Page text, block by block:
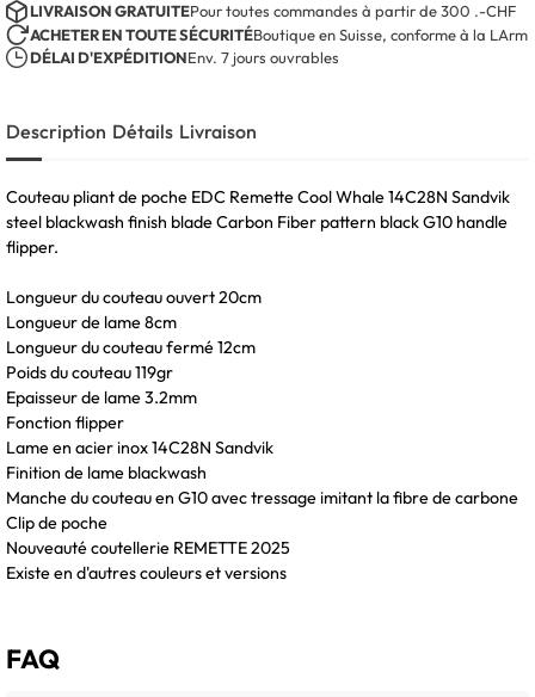
LIVRAISON GRATUITEPour toutes commandes à partir de 300 .-CHF
ACHETER EN TOUTE SÉCURITÉBoutique en Suisse, conforme à la LArm
DÉLAI D'EXPÉDITIONEnv. 7 jours ouvrables
Description Détails Livraison
Couteau pliant de poche EDC Remette Cool Whale 14C28N Sandvik
steel blackwash finish blade Carbon Fiber pattern black G10 handle
flipper.
Longueur du couteau ouvert 20cm
Longueur de lame 8cm
Longueur du couteau fermé 12cm
Poids du couteau 119gr
Epaisseur de lame 3.2mm
Fonction flipper
Lame en acier inox 14C28N Sandvik
Finition de lame blackwash
Manche du couteau en G10 avec tressage imitant la fibre de carbone
Clip de poche
Nouveauté coutellerie REMETTE 2025
Existe en d'autres couleurs et versions
FAQ